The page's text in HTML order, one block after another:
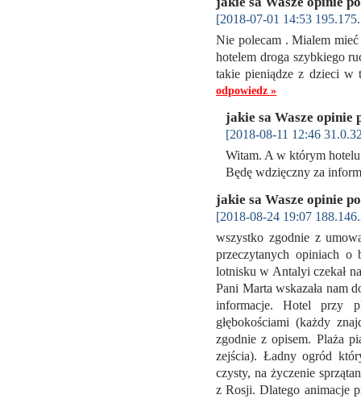
[2018-07-01 14:53
Nie polecam . Mialem
hotelem droga szybkiego
takie pieniądze z dzieci
odpowiedz »
jakie sa Wasze opinie
[2018-08-11 12:46
Witam. A w którym
Będę wdzięczny za
jakie sa Wasze opinie
[2018-08-24 19:07
wszystko zgodnie z
przeczytanych opiniach o
lotnisku w Antalyi czekał
Pani Marta wskazała nam
informacje. Hotel przy
głębokościami (każdy
zgodnie z opisem. Plaża
zejścia). Ładny ogród
czysty, na życzenie
z Rosji. Dlatego animacje